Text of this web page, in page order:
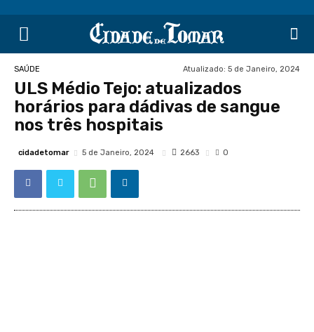
SAÚDE Atualizado: 5 de Janeiro, 2024
ULS Médio Tejo: atualizados
horários para dádivas de sangue
nos três hospitais
cidadetomar 5 de Janeiro, 2024 2663 0